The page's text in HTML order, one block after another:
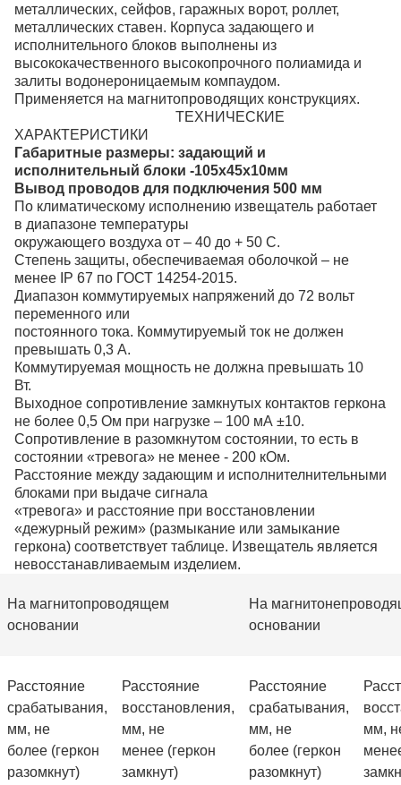
металлических, сейфов, гаражных ворот, роллет,
металлических ставен. Корпуса задающего и
исполнительного блоков выполнены из
высококачественного высокопрочного полиамида и
залиты водонероницаемым компаудом.
Применяется на магнитопроводящих конструкциях.
ТЕХНИЧЕСКИЕ
ХАРАКТЕРИСТИКИ
Габаритные размеры: задающий и
исполнительный блоки -105х45х10мм
Вывод проводов для подключения 500 мм
По климатическому исполнению извещатель работает
в диапазоне температуры
окружающего воздуха от – 40 до + 50 С.
Степень защиты, обеспечиваемая оболочкой – не
менее IP 67 по ГОСТ 14254-2015.
Диапазон коммутируемых напряжений до 72 вольт
переменного или
постоянного тока. Коммутируемый ток не должен
превышать 0,3 А.
Коммутируемая мощность не должна превышать 10
Вт.
Выходное сопротивление замкнутых контактов геркона
не более 0,5 Ом при нагрузке – 100 мА ±10.
Сопротивление в разомкнутом состоянии, то есть в
состоянии «тревога» не менее - 200 кОм.
Расстояние между задающим и исполнителнительными
блоками при выдаче сигнала
«тревога» и расстояние при восстановлении
«дежурный режим» (размыкание или замыкание
геркона) соответствует таблице. Извещатель является
невосстанавливаемым изделием.
На магнитопроводящем
основании
На
основании
Расстояние
срабатывания,
мм, не
более (геркон
разомкнут)
Расстояние
восстановления,
мм, не
менее (геркон
замкнут)
Расстояние
срабатывания,
мм, не
более (геркон
разомкнут)
мм,